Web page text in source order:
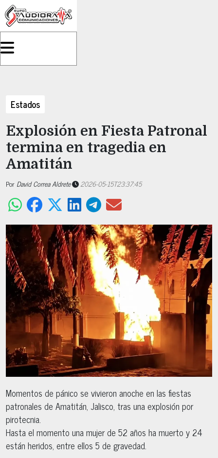
Estados
Explosión en Fiesta Patronal
termina en tragedia en
Amatitán
Por David Correa Aldrete 2026-05-15T23:37:45
Momentos de pánico se vivieron anoche en las fiestas
patronales de Amatitán, Jalisco, tras una explosión por
pirotecnia.
Hasta el momento una mujer de 52 años ha muerto y 24
están heridos, entre ellos 5 de gravedad.